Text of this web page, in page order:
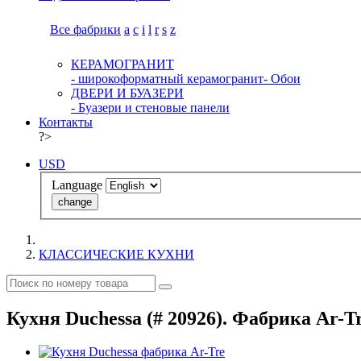
Все фабрики a c i l r s z
КЕРАМОГРАНИТ
- широкоформатный керамогранит- Обои
ДВЕРИ И БУАЗЕРИ
- Буазери и стеновые панели
Контакты
?>
USD
Language
change
КЛАССИЧЕСКИЕ КУХНИ
Кухня Duchessa (# 20926). Фабрика Ar-